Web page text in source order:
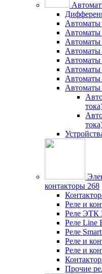
Автоматы
Автоматы
Автоматы
контакторы 268
Реле и
Реле ЭТК
Реле Line
Реле
Реле и
Реле и
Прочие